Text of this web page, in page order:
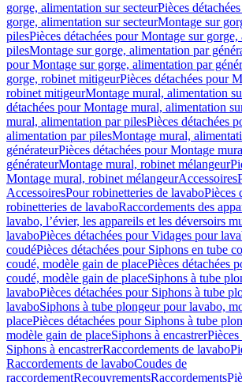
gorge, alimentation sur secteurPièces
gorge, alimentation sur secteurMontage sur
pilesPièces détachées pour Montage sur
pilesMontage sur gorge, alimentation par
pour Montage sur gorge, alimentation par
gorge, robinet mitigeurPièces détachées pour
robinet mitigeurMontage mural, alimentation
détachées pour Montage mural, alimentation
mural, alimentation par pilesPièces détachées
alimentation par pilesMontage mural,
générateurPièces détachées pour Montage
générateurMontage mural, robinet mélangeur
Montage mural, robinet mélangeurAccessoires
AccessoiresPour robinetteries de lavaboPièces
robinetteries de lavaboRaccordements des
lavabo, l’évier, les appareils et les déversoirs
lavaboPièces détachées pour Vidages pour
coudéPièces détachées pour Siphons en tube
coudé, modèle gain de placePièces détachées
coudé, modèle gain de placeSiphons à tube
lavaboPièces détachées pour Siphons à tube
lavaboSiphons à tube plongeur pour lavabo,
placePièces détachées pour Siphons à tube
modèle gain de placeSiphons à encastrer
Siphons à encastrerRaccordements de lavabo
Raccordements de lavaboCoudes de
raccordementRecouvrementsRaccordements